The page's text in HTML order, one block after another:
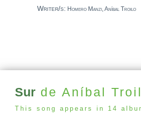
Writer/s: Homero Manzi, Aníbal Troilo
Sur de Aníbal
This song appears in 14